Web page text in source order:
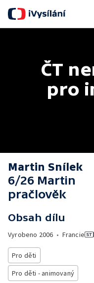
ČT
pro
Martin Snílek
6/26 Martin
pračlověk
Obsah dílu
Vyrobeno 2006 • Francie
Pro děti
Pro děti - animovaný